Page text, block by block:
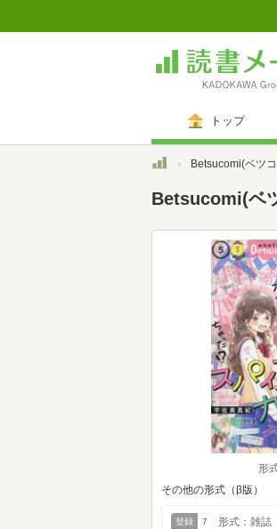
トップ
トップBetsucomi(ベツコミ)
Betsucomi(ベ
形
その他の形式（β版）
登録 7
形式：雑誌